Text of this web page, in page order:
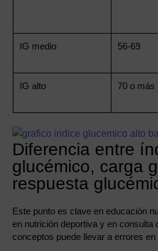
IG medio 56-69
IG alto 70 o más
Diferencia entre
glucémico, carga
respuesta
Este punto es clave en educación
en nutrición deportiva y en consulta
conceptos puede llevar a errores en